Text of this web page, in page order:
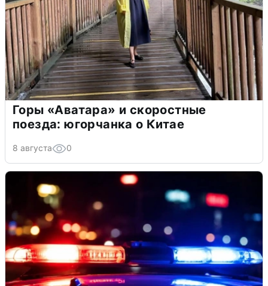
Горы «Аватара» и скоростные
поезда: югорчанка о Китае
8 августа 0